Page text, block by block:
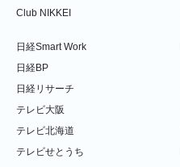
Club NIKKEI
日経Smart Work
日経BP
日経リサーチ
テレビ大阪
テレビ北海道
テレビせとうち